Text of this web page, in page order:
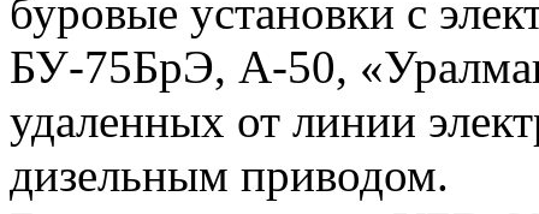
буровые установки с
БУ-75БрЭ, А-50,
удаленных от линии
дизельным приводом.